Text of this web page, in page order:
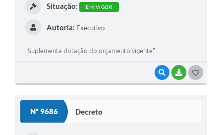
VISUALIZAR
BAIXAR
Situação: EM VIGOR
Autoria: Executivo
"Suplementa dotação do orçamento vigente"
Nº 9686 Decreto